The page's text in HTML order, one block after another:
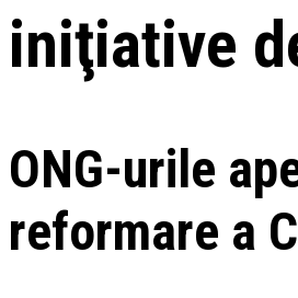
iniţiative
ONG-urile
reformare a